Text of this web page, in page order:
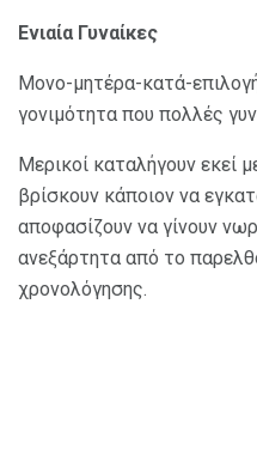
Ενιαία Γυναίκες
Μονο-μητέρα-κατά-
γονιμότητα που πολλές
Μερικοί καταλήγουν εκεί
βρίσκουν κάποιον να
αποφασίζουν να γίνουν
ανεξάρτητα από το
χρονολόγησης.